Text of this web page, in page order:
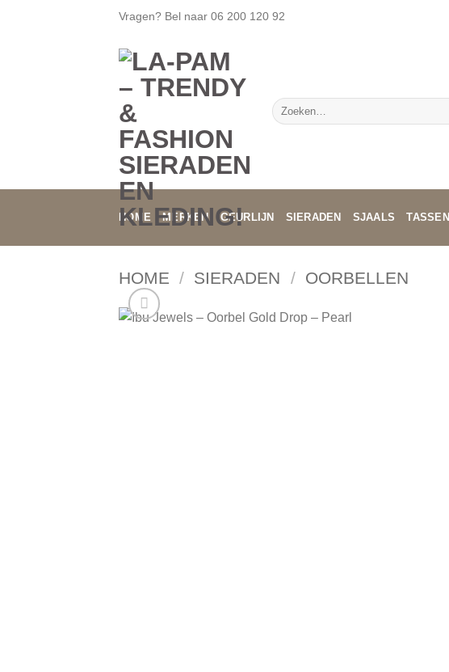
Vragen? Bel naar 06 200 120 92
Zoeken
naar:
HOME MERKEN GEURLIJN SIERADEN SJAALS TASSEN
HOME / SIERADEN / OORBELLEN